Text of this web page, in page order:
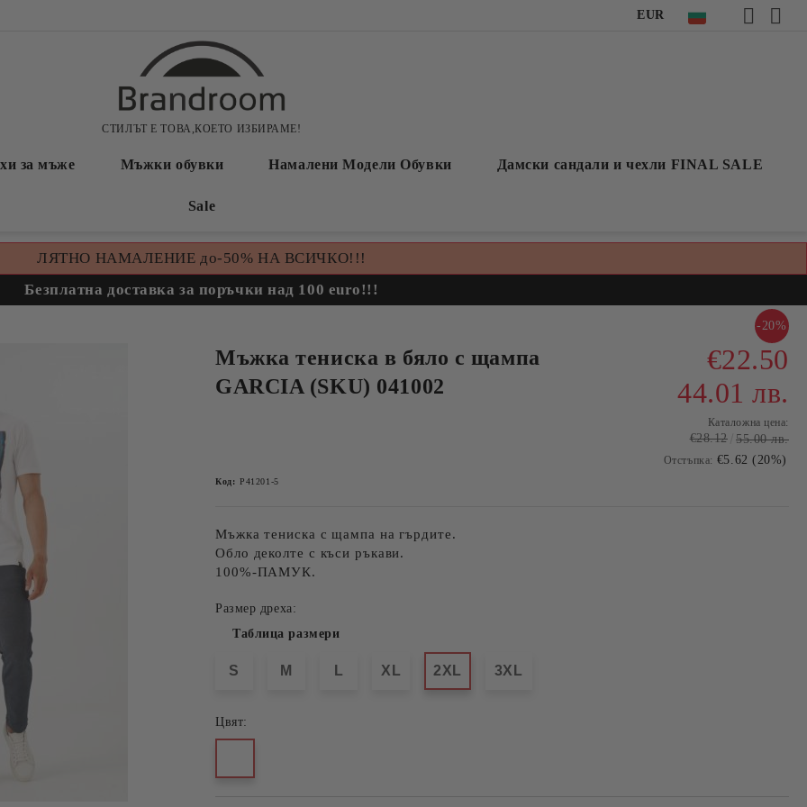
EUR
СТИЛЪТ Е ТОВА,КОЕТО ИЗБИРАМЕ!
за мъже Мъжки обувки Намалени Модели Обувки Дамски сандали и чехли FINAL SALE
Sale
ЛЯТНО НАМАЛЕНИЕ до-50% НА ВСИЧКО!!!
Безплатна доставка за поръчки над 100 euro!!!
Мъжка тениска в бяло с щампа
GARCIA (SKU) 041002
-20%
€22.50
44.01 лв.
Каталожна цена:
€28.12 55.00 лв.
Отстъпка: €5.62 (20%)
Код: P41201-5
Мъжка тениска с щампа на гърдите.
Обло деколте с къси ръкави.
100%-ПАМУК.
Размер дреха:
Таблица размери
S M L XL 2XL 3XL
Цвят: